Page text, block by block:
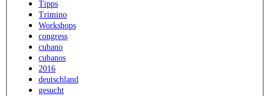
Tipps
Trimino
Workshops
congress
cubano
cubanos
2016
deutschland
gesucht